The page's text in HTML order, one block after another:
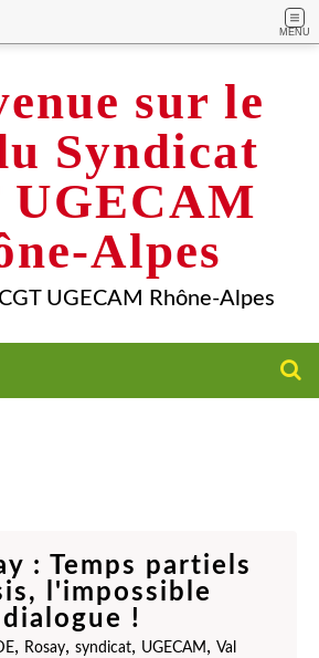
MENU
sur le
Syndicat
UGECAM
Alpes
UGECAM Rhône-Alpes
: Temps partiels
l'impossible
dialogue !
, Rosay, syndicat, UGECAM , Val